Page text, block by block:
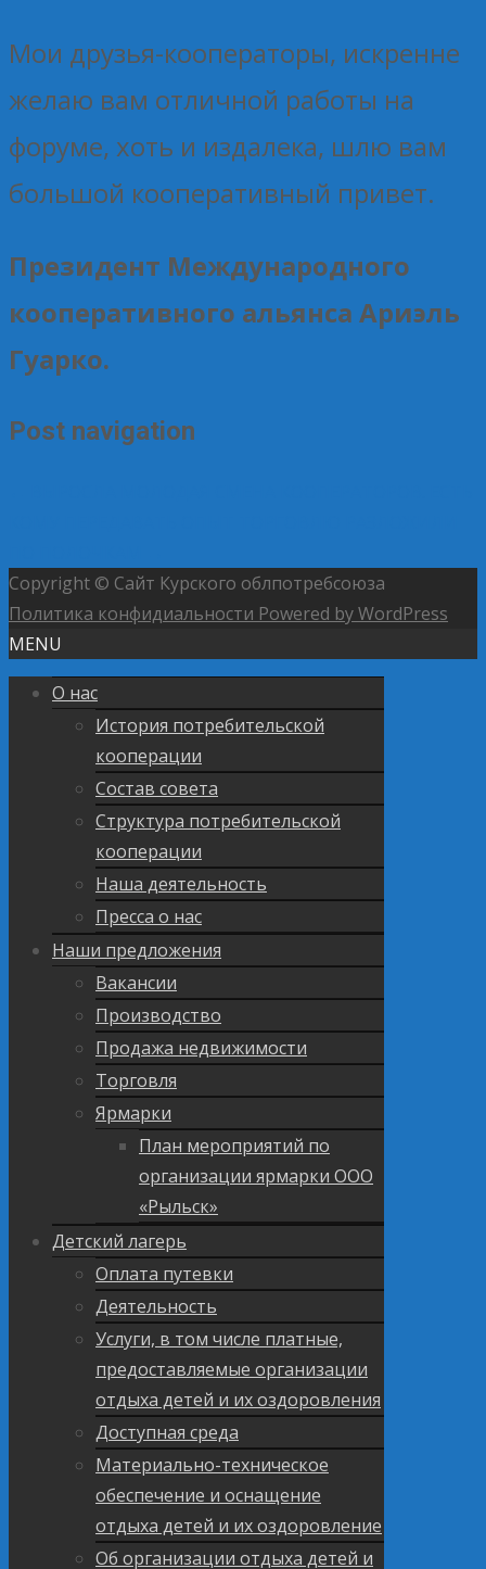
Мои друзья-кооператоры, искренне
желаю вам отличной работы на
форуме, хоть и издалека, шлю вам
большой кооперативный привет.
Президент Международного
кооперативного альянса Ариэль
Гуарко.
Post navigation
Copyright © Сайт Курского облпотребсоюза
Политика конфидиальности Powered by WordPress
MENU
О нас
История потребительской
кооперации
Состав совета
Структура потребительской
кооперации
Наша деятельность
Пресса о нас
Наши предложения
Вакансии
Производство
Продажа недвижимости
Торговля
Ярмарки
План мероприятий по
организации ярмарки ООО
«Рыльск»
Детский лагерь
Оплата путевки
Деятельность
Услуги, в том числе платные,
предоставляемые организации
отдыха детей и их оздоровления
Доступная среда
Материально-техническое
обеспечение и оснащение
отдыха детей и их оздоровление
Об организации отдыха детей и